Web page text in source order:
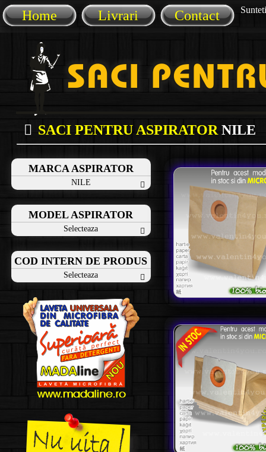
Home Livrari Contact
SACI PENTRU ASPIRATOR NILE
MARCA ASPIRATOR
NILE
MODEL ASPIRATOR
Selecteaza
COD INTERN DE PRODUS
Selecteaza